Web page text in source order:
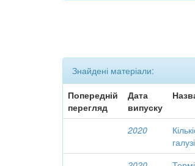
Знайдені матеріали:
Попередній
перегляд
Дата
випуску
2020